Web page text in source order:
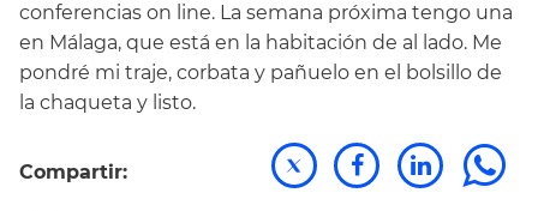
conferencias on line. La semana próxima tengo una
en Málaga, que está en la habitación de al lado. Me
pondré mi traje, corbata y pañuelo en el bolsillo de
la chaqueta y listo.
Compartir: